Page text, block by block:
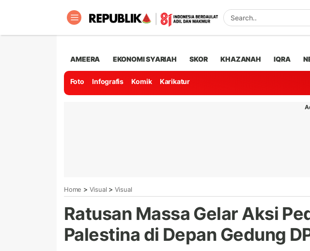
AMEERA EKONOMI SYARIAH SKOR KHAZANAH IQRA
Foto Infografis Komik Karikatur
Home > Visual > Visual
Ratusan Massa Gelar Aksi
Palestina di Depan Gedung